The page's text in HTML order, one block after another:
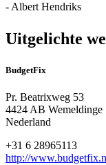
- Albert Hendriks
Uitgelichte
BudgetFix
Pr. Beatrixweg 53
4424 AB Wemeldinge
Nederland
+31 6 28965113
http://